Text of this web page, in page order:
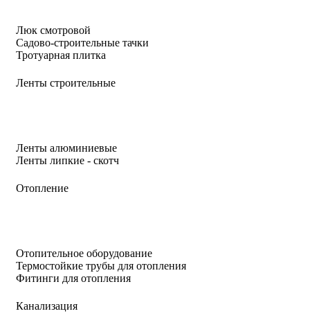
Люк смотровой
Садово-строительные тачки
Тротуарная плитка
Ленты строительные
Ленты алюминиевые
Ленты липкие - скотч
Отопление
Отопительное оборудование
Термостойкие трубы для отопления
Фитинги для отопления
Канализация